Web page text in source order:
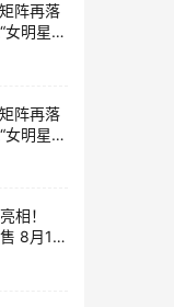
阵再落
明星”
正版
奇遇》
阵再落
明星”
正版
相！
8月12